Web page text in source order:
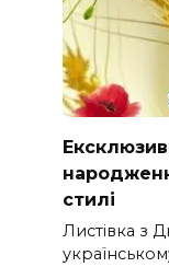
стилі
Листівка з